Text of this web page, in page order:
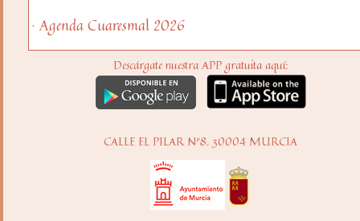
· Agenda Cuaresmal 2026
Descárgate nuestra APP gratuita aquí:
CALLE EL PILAR Nº8. 30004 MURCIA